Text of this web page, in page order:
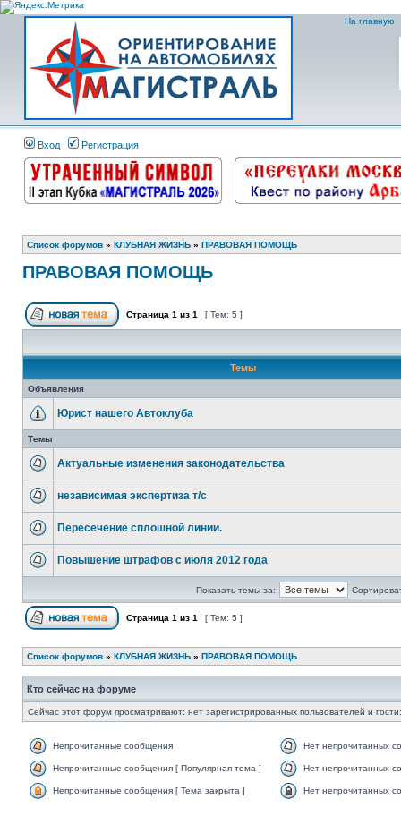
На главную
Вход Регистрация
Список форумов » КЛУБНАЯ ЖИЗНЬ » ПРАВОВАЯ ПОМОЩЬ
ПРАВОВАЯ ПОМОЩЬ
Страница 1 из 1 [ Тем: 5 ]
Темы
Объявления
Юрист нашего Автоклуба
Темы
Актуальные изменения законодательства
независимая экспертиза т/с
Пересечение сплошной линии.
Повышение штрафов с июля 2012 года
Показать темы за:
Страница 1 из 1 [ Тем: 5 ]
Список форумов » КЛУБНАЯ ЖИЗНЬ » ПРАВОВАЯ ПОМОЩЬ
Кто сейчас на форуме
Сейчас этот форум просматривают: нет зарегистрированных пользователей и
Непрочитанные сообщения Нет непрочитанных
Непрочитанные сообщения [ Популярная тема ] Нет непрочитанных
Непрочитанные сообщения [ Тема закрыта ] Нет непрочитанных